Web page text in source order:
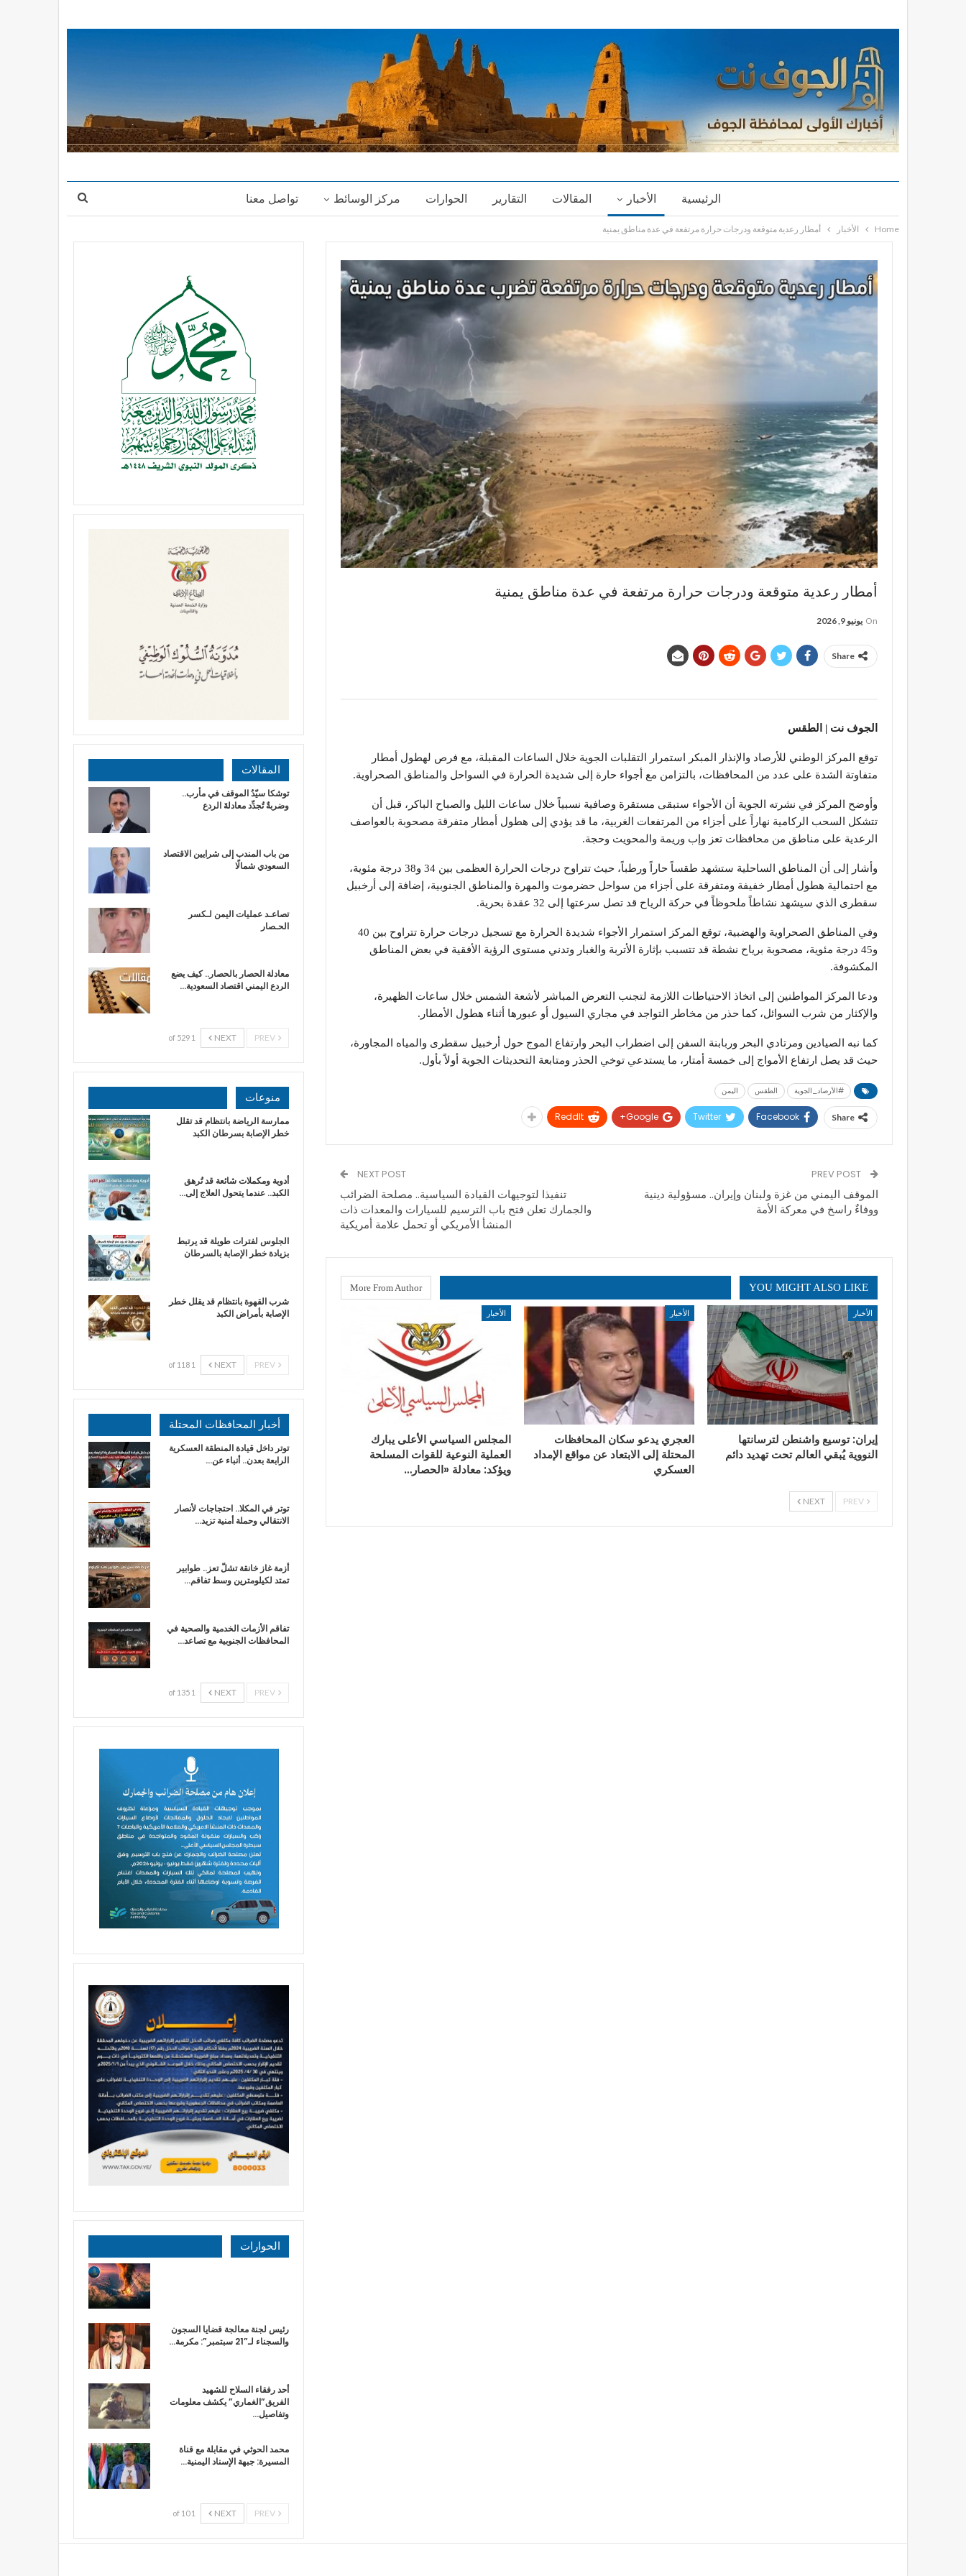
الرئيسية الأخبار المقالات التقارير الحوارات مركز الوسائط تواصل معنا
Home الأخبار أمطار رعدية متوقعة ودرجات حرارة مرتفعة في عدة مناطق يمنية
أمطار رعدية متوقعة ودرجات حرارة مرتفعة في عدة مناطق يمنية
On يونيو 9, 2026
Share
الجوف نت | الطقس
توقع المركز الوطني للأرصاد والإنذار المبكر استمرار التقلبات الجوية خلال الساعات المقبلة، مع فرص لهطول أمطار
متفاوتة الشدة على عدد من المحافظات، بالتزامن مع أجواء حارة إلى شديدة الحرارة في السواحل والمناطق الصحراوية.
وأوضح المركز في نشرته الجوية أن الأجواء ستبقى مستقرة وصافية نسبياً خلال ساعات الليل والصباح الباكر، قبل أن
تتشكل السحب الركامية نهاراً على أجزاء من المرتفعات الغربية، ما قد يؤدي إلى هطول أمطار متفرقة مصحوبة بالعواصف
الرعدية على مناطق من محافظات تعز وإب وريمة والمحويت وحجة.
وأشار إلى أن المناطق الساحلية ستشهد طقساً حاراً ورطباً، حيث تتراوح درجات الحرارة العظمى بين 34 و38 درجة مئوية،
مع احتمالية هطول أمطار خفيفة ومتفرقة على أجزاء من سواحل حضرموت والمهرة والمناطق الجنوبية، إضافة إلى أرخبيل
سقطرى الذي سيشهد نشاطاً ملحوظاً في حركة الرياح قد تصل سرعتها إلى 32 عقدة بحرية.
وفي المناطق الصحراوية والهضبية، توقع المركز استمرار الأجواء شديدة الحرارة مع تسجيل درجات حرارة تتراوح بين 40
و45 درجة مئوية، مصحوبة برياح نشطة قد تتسبب بإثارة الأتربة والغبار وتدني مستوى الرؤية الأفقية في بعض المناطق
المكشوفة.
ودعا المركز المواطنين إلى اتخاذ الاحتياطات اللازمة لتجنب التعرض المباشر لأشعة الشمس خلال ساعات الظهيرة،
والإكثار من شرب السوائل، كما حذر من مخاطر التواجد في مجاري السيول أو عبورها أثناء هطول الأمطار.
كما نبه الصيادين ومرتادي البحر وربابنة السفن إلى اضطراب البحر وارتفاع الموج حول أرخبيل سقطرى والمياه المجاورة،
حيث قد يصل ارتفاع الأمواج إلى خمسة أمتار، ما يستدعي توخي الحذر ومتابعة التحديثات الجوية أولاً بأول.
#الأرصاد_الجوية الطقس اليمن
Share
Facebook
Twitter
Google+
ReddIt
الموقف اليمني من غزة ولبنان وإيران.. مسؤولية دينية
ووفاءٌ راسخ في معركة الأمة
NEXT POST
تنفيذا لتوجيهات القيادة السياسية.. مصلحة الضرائب
والجمارك تعلن فتح باب الترسيم للسيارات والمعدات ذات
المنشأ الأمريكي أو تحمل علامة أمريكية
YOU MIGHT ALSO LIKE
More From Author
الأخبار
إيران: توسيع واشنطن لترسانتها
النووية يُبقي العالم تحت تهديد دائم
الأخبار
العجري يدعو سكان المحافظات
المحتلة إلى الابتعاد عن مواقع الإمداد
العسكري
الأخبار
المجلس السياسي الأعلى يبارك
العملية النوعية للقوات المسلحة
ويؤكد: معادلة «الحصار…
NEXT
المقالات
توشكا سيّدُ الموقف في مأرب..
وضربةٌ تُجدِّد معادلةَ الردع
من باب المندب إلى شرايين الاقتصاد
السعودي شمالًا
تصاعـد عمليات اليمن لـكسر
الحـصار
معادلة الحصار بالحصار.. كيف يضع
الردع اليمني اقتصاد السعودية…
NEXT
1 of 529
منوعات
ممارسة الرياضة بانتظام قد تقلل
خطر الإصابة بسرطان الكبد
أدوية ومكملات شائعة قد تُرهق
الكبد.. عندما يتحول العلاج إلى…
الجلوس لفترات طويلة قد يرتبط
بزيادة خطر الإصابة بالسرطان
شرب القهوة بانتظام قد يقلل خطر
الإصابة بأمراض الكبد
NEXT
1 of 118
أخبار المحافظات المحتلة
توتر داخل قيادة المنطقة العسكرية
الرابعة بعدن.. أنباء عن…
توتر في المكلا.. احتجاجات لأنصار
الانتقالي وحملة أمنية تزيد…
أزمة غاز خانقة تشلّ تعز.. طوابير
تمتد لكيلومترين وسط تفاقم…
تفاقم الأزمات الخدمية والصحية في
المحافظات الجنوبية مع تصاعد…
NEXT
1 of 135
الحوارات
رئيس لجنة معالجة قضايا السجون
والسجناء لـ”21 سبتمبر”: مكرمة…
أحد رفقاء السلاح للشهيد
الفريق”الغماري” يكشف معلومات
وتفاصيل…
محمد الحوثي في مقابلة مع قناة
المسيرة: جبهة الإسناد اليمنية…
NEXT
1 of 10